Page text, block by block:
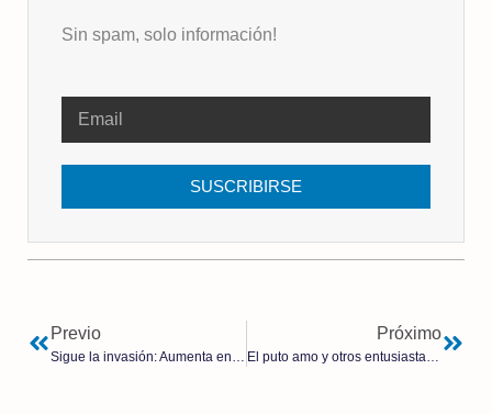
Sin spam, solo información!
SUSCRIBIRSE
Previo Próximo